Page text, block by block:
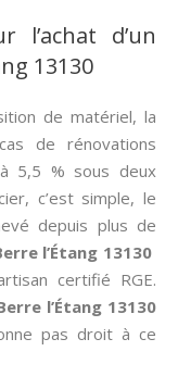
d’un
13130
de matériel, la
de rénovations
5,5 % sous deux
c’est simple, le
depuis plus de
l’Étang 13130
certifié RGE.
l’Étang 13130
pas droit à ce